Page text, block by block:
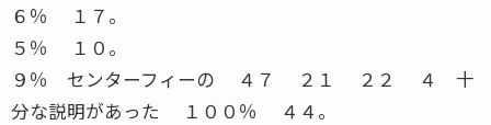
６％ １７。
５％ １０。
９％ センターフィーの ４７ ２１ ２２ ４ 十
分な説明があった １００％ ４４。